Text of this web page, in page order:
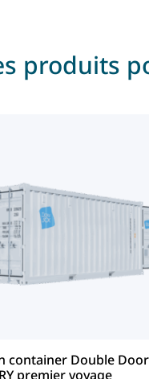
produits
container Double
premier voyage